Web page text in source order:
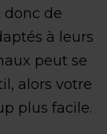
donc de
à leurs
peut se
alors votre
plus facile.